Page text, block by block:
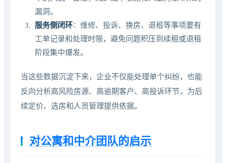
漏洞。
服务侧闭环：维修、投诉、换房、退租等事项要有
工单记录和处理时限，避免问题积压到续租或退租
阶段集中爆发。
当这些数据沉淀下来，企业不仅能处理单个纠纷，也能
反向分析高风险房源、高逾期客户、高投诉环节，为后
续定价、选房和人员管理提供依据。
对公寓和中介团队的启示